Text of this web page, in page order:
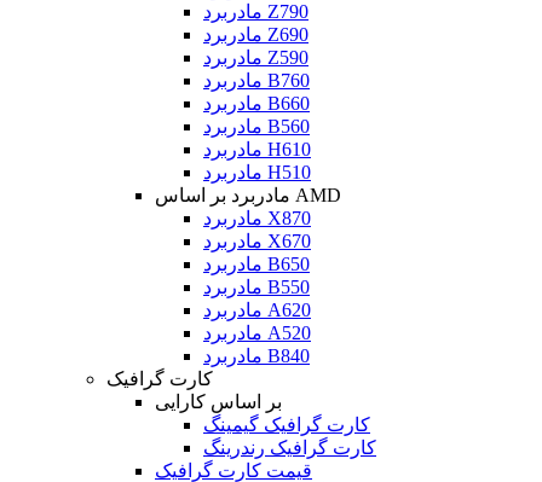
مادربرد Z790
مادربرد Z690
مادربرد Z590
مادربرد B760
مادربرد B660
مادربرد B560
مادربرد H610
مادربرد H510
مادربرد بر اساس AMD
مادربرد X870
مادربرد X670
مادربرد B650
مادربرد B550
مادربرد A620
مادربرد A520
مادربرد B840
کارت گرافیک
بر اساس کارایی
کارت گرافیک گیمینگ
کارت گرافیک رندرینگ
قیمت کارت گرافیک